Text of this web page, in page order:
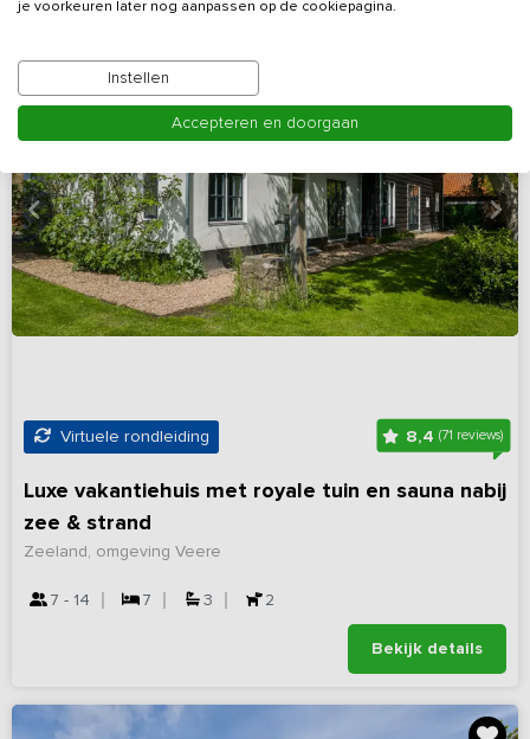
Virtuele rondleiding 8,4(71 reviews)
Luxe vakantiehuis met royale tuin en sauna nabij
zee & strand
Zeeland, omgeving Veere
7 - 14 7 3 2
Bekijk details
je voorkeuren later nog aanpassen op de cookiepagina.
Instellen
Accepteren en doorgaan